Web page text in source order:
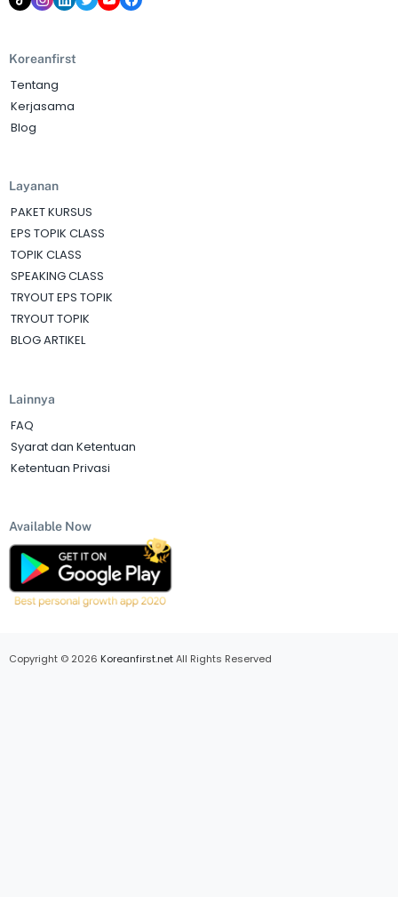
Koreanfirst
Tentang
Kerjasama
Blog
Layanan
PAKET KURSUS
EPS TOPIK CLASS
TOPIK CLASS
SPEAKING CLASS
TRYOUT EPS TOPIK
TRYOUT TOPIK
BLOG ARTIKEL
Lainnya
FAQ
Syarat dan Ketentuan
Ketentuan Privasi
Available Now
Copyright © 2026 Koreanfirst.netAll Rights Reserved